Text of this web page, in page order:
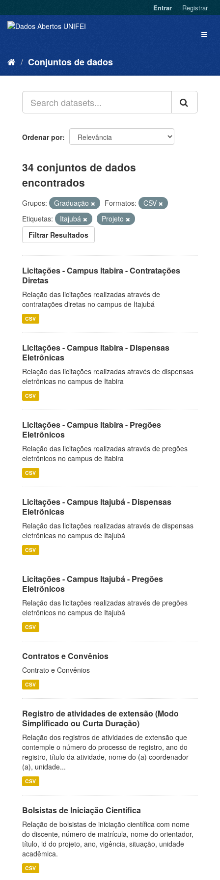
Entrar Registrar
Conjuntos de dados
Ordenar por
34 conjuntos de dados
encontrados
Grupos: Graduação Formatos:
CSV
Etiquetas:
Itajubá
Projeto
Filtrar Resultados
Licitações - Campus Itabira - Contratações
Diretas
Relação das licitações realizadas através de
contratações diretas no campus de Itajubá
CSV
Licitações - Campus Itabira - Dispensas
Eletrônicas
Relação das licitações realizadas através de dispensas
eletrônicas no campus de Itabira
CSV
Licitações - Campus Itabira - Pregões
Eletrônicos
Relação das licitações realizadas através de pregões
eletrônicos no campus de Itabira
CSV
Licitações - Campus Itajubá - Dispensas
Eletrônicas
Relação das licitações realizadas através de dispensas
eletrônicas no campus de Itajubá
CSV
Licitações - Campus Itajubá - Pregões
Eletrônicos
Relação das licitações realizadas através de pregões
eletrônicos no campus de Itajubá
CSV
Contratos e Convênios
Contrato e Convênios
CSV
Registro de atividades de extensão (Modo
Simplificado ou Curta Duração)
Relação dos registros de atividades de extensão que
contemple o número do processo de registro, ano do
registro, título da atividade, nome do (a) coordenador
(a), unidade...
CSV
Bolsistas de Iniciação Científica
Relação de bolsistas de iniciação científica com nome
do discente, número de matrícula, nome do orientador,
título, id do projeto, ano, vigência, situação, unidade
acadêmica.
CSV